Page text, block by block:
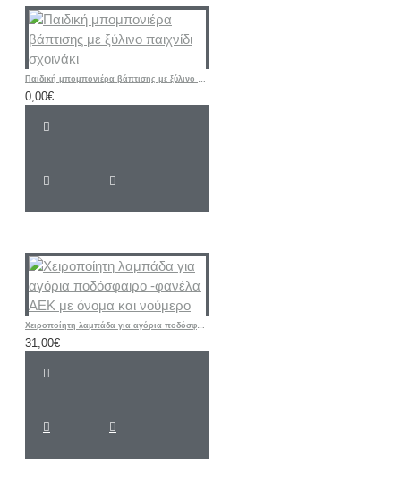
Παιδική μπομπονιέρα βάπτισης με ξύλινο παιχνίδι σχοινάκι
0,00€
Χειροποίητη λαμπάδα για αγόρια ποδόσφαιρο -φανέλα ΑΕΚ με όνομα και νούμερο
31,00€